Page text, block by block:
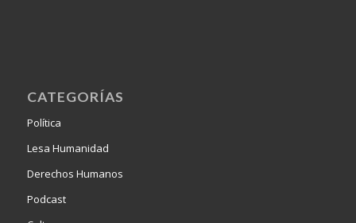
CATEGORÍAS
Política
Lesa Humanidad
Derechos Humanos
Podcast